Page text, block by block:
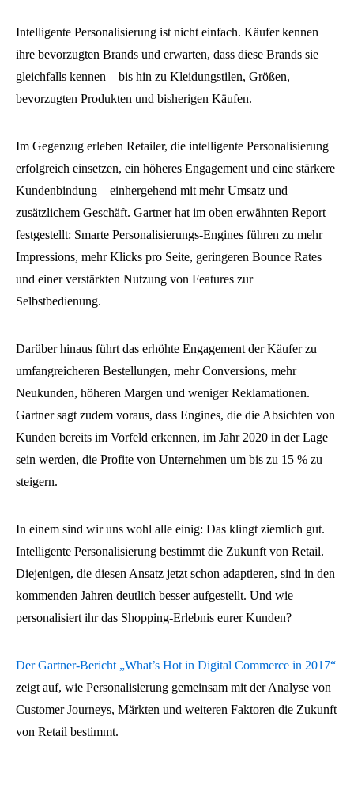
Intelligente Personalisierung ist nicht einfach. Käufer kennen
ihre bevorzugten Brands und erwarten, dass diese Brands sie
gleichfalls kennen – bis hin zu Kleidungstilen, Größen,
bevorzugten Produkten und bisherigen Käufen.
Im Gegenzug erleben Retailer, die intelligente Personalisierung
erfolgreich einsetzen, ein höheres Engagement und eine stärkere
Kundenbindung – einhergehend mit mehr Umsatz und
zusätzlichem Geschäft. Gartner hat im oben erwähnten Report
festgestellt: Smarte Personalisierungs-Engines führen zu mehr
Impressions, mehr Klicks pro Seite, geringeren Bounce Rates
und einer verstärkten Nutzung von Features zur
Selbstbedienung.
Darüber hinaus führt das erhöhte Engagement der Käufer zu
umfangreicheren Bestellungen, mehr Conversions, mehr
Neukunden, höheren Margen und weniger Reklamationen.
Gartner sagt zudem voraus, dass Engines, die die Absichten von
Kunden bereits im Vorfeld erkennen, im Jahr 2020 in der Lage
sein werden, die Profite von Unternehmen um bis zu 15 % zu
steigern.
In einem sind wir uns wohl alle einig: Das klingt ziemlich gut.
Intelligente Personalisierung bestimmt die Zukunft von Retail.
Diejenigen, die diesen Ansatz jetzt schon adaptieren, sind in den
kommenden Jahren deutlich besser aufgestellt. Und wie
personalisiert ihr das Shopping-Erlebnis eurer Kunden?
Der Gartner-Bericht „What’s Hot in Digital Commerce in 2017“
zeigt auf, wie Personalisierung gemeinsam mit der Analyse von
Customer Journeys, Märkten und weiteren Faktoren die Zukunft
von Retail bestimmt.